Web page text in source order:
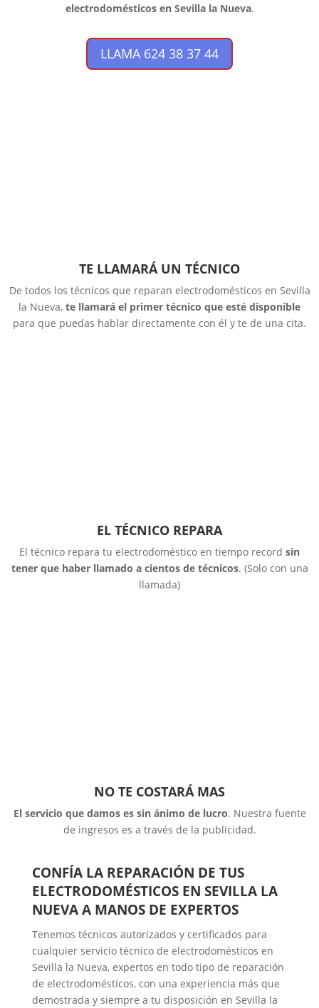
electrodomésticos en Sevilla la Nueva.
LLAMA 624 38 37 44
TE LLAMARÁ UN TÉCNICO
De todos los técnicos que reparan electrodomésticos en Sevilla
la Nueva, te llamará el primer técnico que esté disponible
para que puedas hablar directamente con él y te de una cita.
EL TÉCNICO REPARA
El técnico repara tu electrodoméstico en tiempo record sin
tener que haber llamado a cientos de técnicos. (Solo con una
llamada)
NO TE COSTARÁ MAS
El servicio que damos es sin ánimo de lucro. Nuestra fuente
de ingresos es a través de la publicidad.
CONFÍA LA REPARACIÓN DE TUS
ELECTRODOMÉSTICOS EN SEVILLA LA
NUEVA A MANOS DE EXPERTOS
Tenemos técnicos autorizados y certificados para
cualquier servicio técnico de electrodomésticos en
Sevilla la Nueva, expertos en todo tipo de reparación
de electrodomésticos, con una experiencia más que
demostrada y siempre a tu disposición en Sevilla la